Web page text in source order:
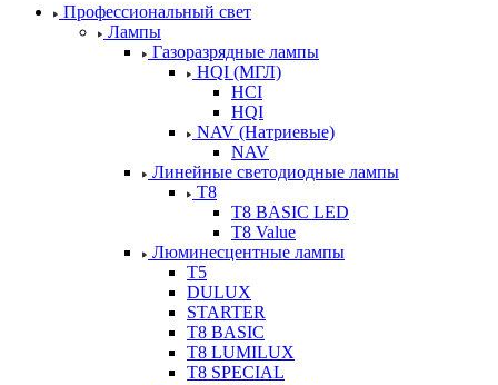
Профессиональный свет
Лампы
Газоразрядные лампы
HQI (МГЛ)
HCI
HQI
NAV (Натриевые)
NAV
Линейные светодиодные лампы
T8
T8 BASIC LED
T8 Value
Люминесцентные лампы
T5
DULUX
STARTER
T8 BASIC
T8 LUMILUX
T8 SPECIAL